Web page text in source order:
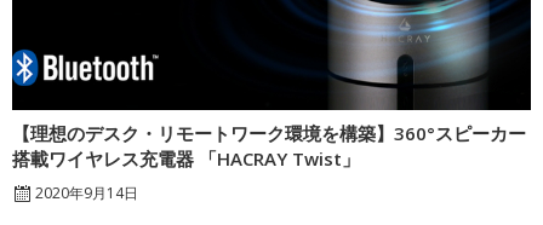
【理想のデスク・リモートワーク環境を構築】360°スピーカー
搭載ワイヤレス充電器 「HACRAY Twist」
2020年9月14日